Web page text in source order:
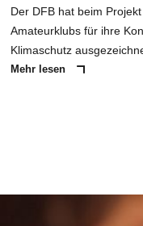
Der DFB hat beim
Amateurklubs für ihre
Klimaschutz
Mehr lesen